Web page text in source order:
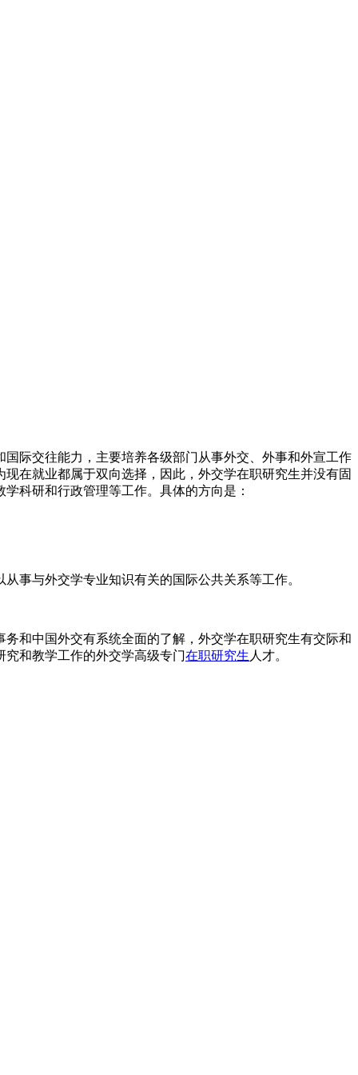
际交往能力，主要培养各级部门从事外交、外事和外宣工作
在就业都属于双向选择，因此，外交学在职研究生并没有固
科研和行政管理等工作。具体的方向是：
事与外交学专业知识有关的国际公共关系等工作。
和中国外交有系统全面的了解，外交学在职研究生有交际和
和教学工作的外交学高级专门在职研究生 人才。